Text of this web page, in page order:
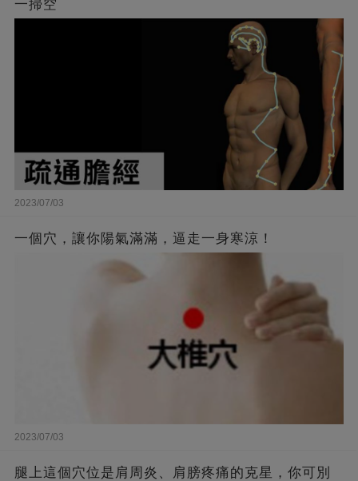
一掃空
2023/07/03
一個穴，讓你陽氣滿滿，逼走一身寒涼！
2023/07/03
腿上這個穴位是肩周炎、肩膀疼痛的克星，你可別